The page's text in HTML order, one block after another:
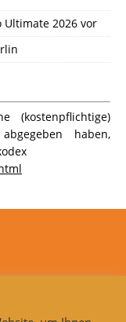
Ultimate 2026 vor
haben,